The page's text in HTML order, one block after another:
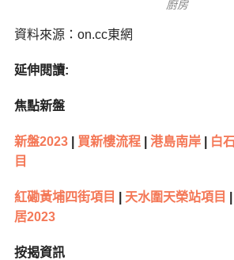
廚房
資料來源：on.cc東網
延伸閱讀:
焦點新盤
新盤2023| 買新樓流程| 港島南岸| 白
目
紅磡黃埔四街項目 天水圍天榮站項目
居2023
按揭資訊